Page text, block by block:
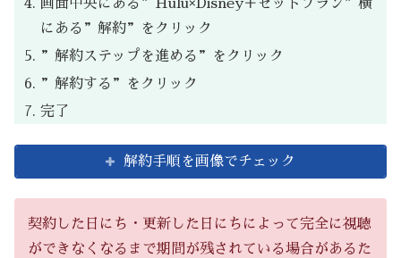
画面中央にある”Hulu×Disney＋セットプラン”横
にある”解約”をクリック
”解約ステップを進める”をクリック
”解約する”をクリック
完了
解約手順を画像でチェック
契約した日にち・更新した日にちによって完全に視聴
ができなくなるまで期間が残されている場合があるた